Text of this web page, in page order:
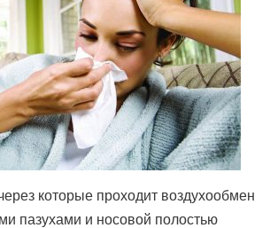
которые проходит воздухообмен
пазухами и носовой полостью